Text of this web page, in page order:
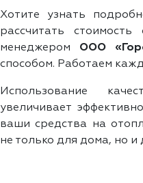
Хотите узнать
рассчитать
менеджером ООО
способом. Работаем
Использование
увеличивает
ваши средства на
не только для дома, но и